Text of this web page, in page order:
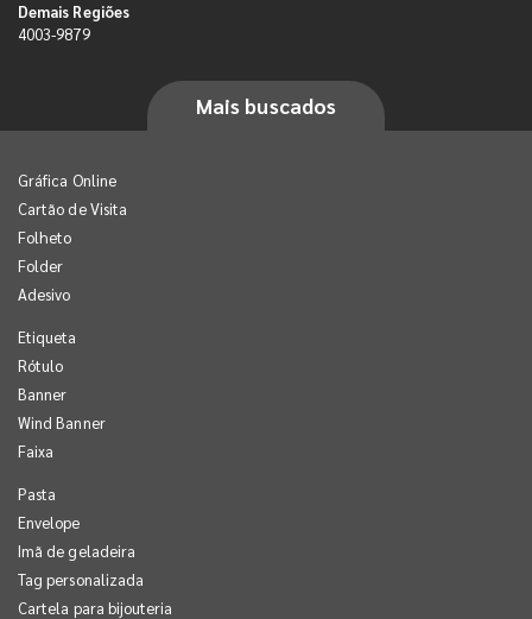
Demais Regiões
4003-9879
Mais buscados
Gráfica Online
Cartão de Visita
Folheto
Folder
Adesivo
Etiqueta
Rótulo
Banner
Wind Banner
Faixa
Pasta
Envelope
Imã de geladeira
Tag personalizada
Cartela para bijouteria